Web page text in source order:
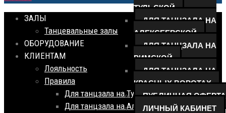
ТУЛЬСКОЙ
ДЛЯ ТАНЦЗАЛА НА
АЛЕКСЕЕВСКОЙ
ДЛЯ ТАНЦЗАЛА НА
РИМСКОЙ
ДЛЯ ТАНЦЗАЛА НА
КРАСНЫХ ВОРОТАХ
ПУБЛИЧНАЯ ОФЕРТА
ЛИЧНЫЙ КАБИНЕТ
ЗАЛЫ
Танцевальные залы
ОБОРУДОВАНИЕ
КЛИЕНТАМ
Лояльность
Правила
Для танцзала на Тульской
Для танцзала на Алексеевской